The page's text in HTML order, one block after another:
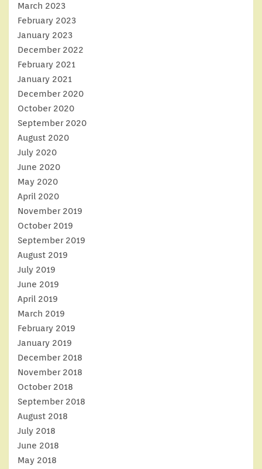
March 2023
February 2023
January 2023
December 2022
February 2021
January 2021
December 2020
October 2020
September 2020
August 2020
July 2020
June 2020
May 2020
April 2020
November 2019
October 2019
September 2019
August 2019
July 2019
June 2019
April 2019
March 2019
February 2019
January 2019
December 2018
November 2018
October 2018
September 2018
August 2018
July 2018
June 2018
May 2018